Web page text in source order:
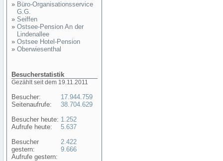
» Büro-Organisationsservice
G.G.
» Seiffen
» Ostsee-Pension An der
Lindenallee
» Ostsee Hotel-Pension
» Oberwiesenthal
Besucherstatistik
Gezählt seit dem 19.11.2011
Besucher:
Seitenaufrufe:
Besucher heute:
Aufrufe heute:
Besucher
gestern:
Aufrufe gestern:
17.944.759
38.704.629
1.252
5.637
2.422
9.666